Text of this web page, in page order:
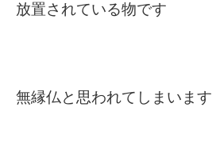
放置されている物です
無縁仏と思われてしまいます